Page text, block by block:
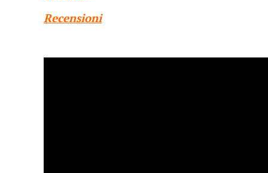
Recensioni